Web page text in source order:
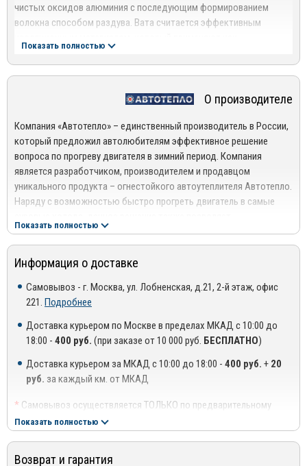
чистых оксидов алюминия с последующим формированием
волокна способом раздува. Вата считается эффективным
теплоизоляционный и надежный термокомпенсационный
материал, при изготовлении огнеупорных плит, а так же
труб конвекторного производства стали. Так же вата
требуется для тормозных колодок, теплоизоляционных засыпок
и др. изделий; для фильтрации газов при высоких температурах и
т.д.
Показать полностью
О производителе
Компания «Автотепло» – единственный производитель в России,
который предложил автолюбителям эффективное решение
вопроса по прогреву двигателя в зимний период. Компания
является разработчиком, производителем и продавцом
уникального продукта – огнестойкого автоутеплителя Автотепло.
Наряду с возможностью быстро прогреть двигатель в самые
автолюбителям сократить расход топлива и получить очевидную
экономию.
В связи с тем, что автовладельцы практически во всех регионах
страны постоянно сталкиваются с проблемой запуска мотора в
холодное время, инженеры компании разработали универсальное
в данном направлении дали колоссальные результаты. Им
удалось создать продукт, которому на сегодняшний день нет
аналогов в мире.
История успеха компании «Автотепло»
В 2004 году компания создает кардинально новое решение среди
автоаксессуаров – утеплитель «Автотепло». Уже в следующем
году торговая марка получает патент на свое ноу-хау, а также
мощностей. Предприятие начинает изготавливать универсальный
Показать полностью
Информация о доставке
Самовывоз - г. Москва, ул. Лобненская, д.21, 2-й этаж, офис
221. Подробнее
Доставка курьером по Москве в пределах МКАД с 10:00 до
18:00 - 400 руб. (при заказе от 10 000 руб. БЕСПЛАТНО)
Доставка курьером за МКАД с 10:00 до 18:00 - 400 руб. + 20
руб. за каждый км. от МКАД
* Самовывоз осуществляется ТОЛЬКО по предварительному
согласованию с менеджером!
**Доставка осуществляется до подъезда, либо до ближайшего
Показать полностью
Возврат и гарантия